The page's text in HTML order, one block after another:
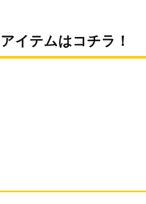
イテムはコチラ！